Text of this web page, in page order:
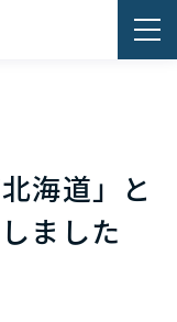
海道」と
ました